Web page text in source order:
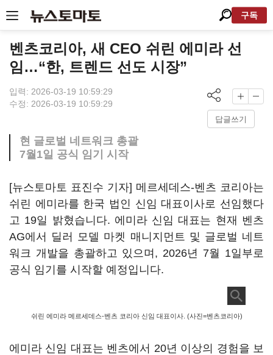
구독
벤츠코리아, 새 CEO 쉬린 에미라 선
임…“한, 트렌드 선도 시장”
입력: 2026-03-19 10:59:29
수정: 2026-03-19 10:59:29
답글쓰기
현 글로벌 네트워크 총괄
7월1일 공식 임기 시작
[뉴스토마토 표진수 기자] 메르세데스-벤츠 코리아는
쉬린 에미라를 한국 법인 신임 대표이사로 선임했다
고 19일 밝혔습니다. 에미라 신임 대표는 현재 벤츠
AG에서 딜러 모델 마켓 매니지먼트 및 글로벌 네트
워크 개발을 총괄하고 있으며, 2026년 7월 1일부로
공식 임기를 시작할 예정입니다.
쉬린 에미라 메르세데스-벤츠 코리아 신임 대표이사. (사진=벤츠코리아)
에미라 신임 대표는 벤츠에서 20년 이상의 경험을 보